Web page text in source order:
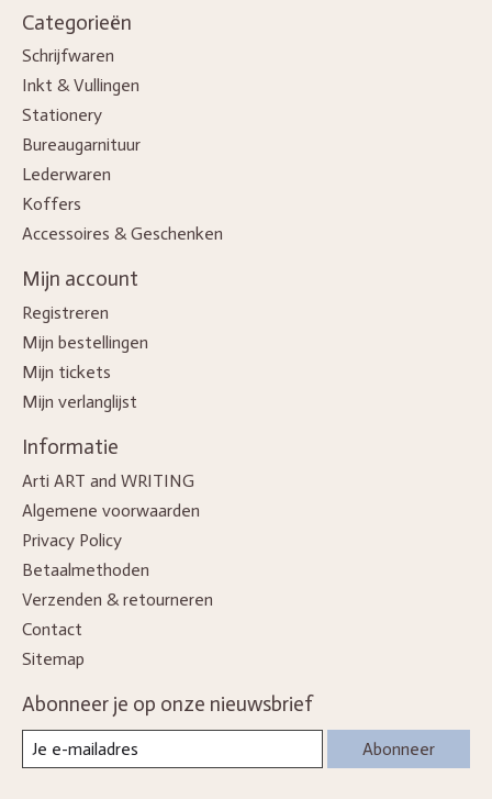
Categorieën
Schrijfwaren
Inkt & Vullingen
Stationery
Bureaugarnituur
Lederwaren
Koffers
Accessoires & Geschenken
Mijn account
Registreren
Mijn bestellingen
Mijn tickets
Mijn verlanglijst
Informatie
Arti ART and WRITING
Algemene voorwaarden
Privacy Policy
Betaalmethoden
Verzenden & retourneren
Contact
Sitemap
Abonneer je op onze nieuwsbrief
Abonneer